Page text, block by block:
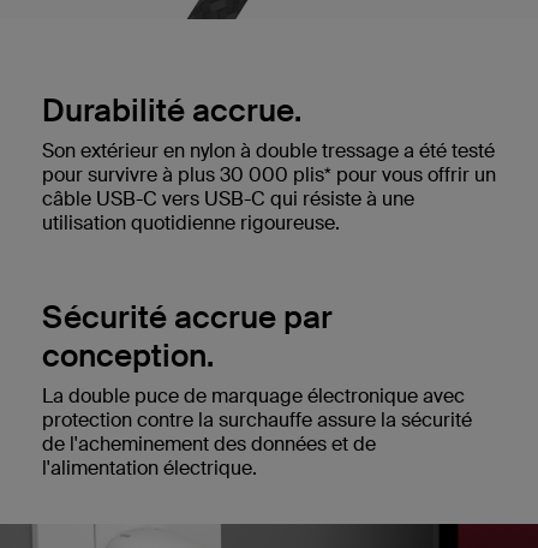
Durabilité accrue.
Son extérieur en nylon à double tressage a été testé
pour survivre à plus 30 000 plis* pour vous offrir un
câble USB-C vers USB-C qui résiste à une
utilisation quotidienne rigoureuse.
Sécurité accrue par
conception.
La double puce de marquage électronique avec
protection contre la surchauffe assure la sécurité
de l'acheminement des données et de
l'alimentation électrique.